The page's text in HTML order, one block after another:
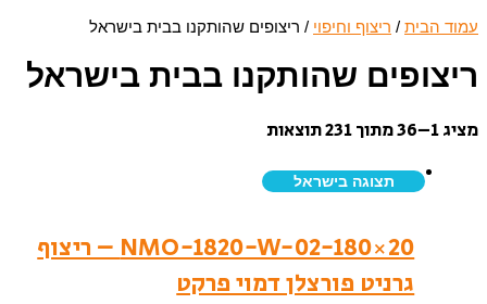
עמוד הבית / ריצוף וחיפוי / ריצופים שהותקנו בבית בישראל
ריצופים שהותקנו בבית בישראל
מציג 1–36 מתוך 231 תוצאות
תצוגה בישראל
NMO-1820-W-02-180×20 – ריצוף
גרניט פורצלן דמוי פרקט